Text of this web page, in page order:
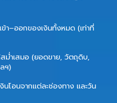
ข้า–ออกของเงินทั้งหมด (เท่าที่
ม่ำเสมอ (ยอดขาย, วัตถุดิบ,
ฯ)
นโอนจากแต่ละช่องทาง และวัน